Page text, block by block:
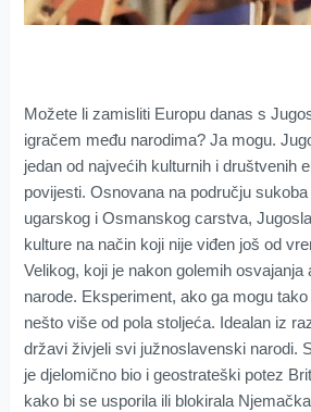
Možete li zamisliti Europu danas s
igračem među narodima? Ja mogu.
jedan od najvećih kulturnih i društvenih
povijesti. Osnovana na području
ugarskog i Osmanskog carstva,
kulture na način koji nije viđen još od
Velikog, koji je nakon golemih osvajanja
narode. Eksperiment, ako ga mogu
nešto više od pola stoljeća. Idealan iz
državi živjeli svi južnoslavenski narodi.
je djelomično bio i geostrateški potez
kako bi se usporila ili blokirala